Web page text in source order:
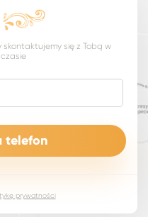
się z Tobą w
prywatności